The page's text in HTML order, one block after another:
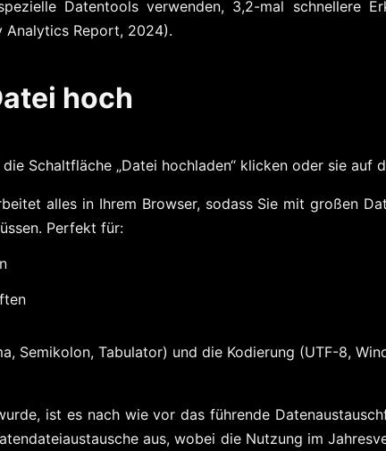
Datentools verwenden, 3,2-mal schnellere
Analytics Report, 2024).
hoch
Schaltfläche „Datei hochladen“ klicken oder sie auf
alles in Ihrem Browser, sodass Sie mit großen
Perfekt für:
Semikolon, Tabulator) und die Kodierung (UTF-8,
ist es nach wie vor das führende
aus, wobei die Nutzung im